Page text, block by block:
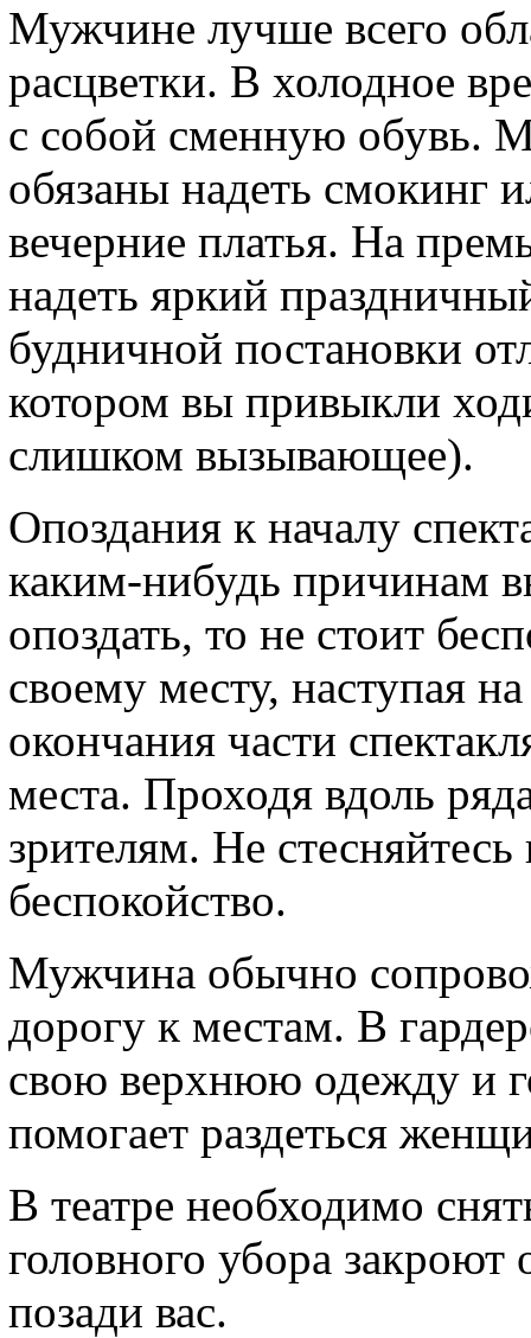
Мужчине лучше всего
расцветки. В холодное
с собой сменную обувь.
обязаны надеть
вечерние платья. На
надеть яркий
будничной постановки
котором вы привыкли
слишком вызывающее).
Опоздания к началу
каким-нибудь причинам
опоздать, то не стоит
своему месту, наступая
окончания части
места. Проходя вдоль
зрителям. Не
беспокойство.
Мужчина обычно
дорогу к местам. В
свою верхнюю одежду и
помогает раздеться
В театре необходимо
головного убора закроют
позади вас.